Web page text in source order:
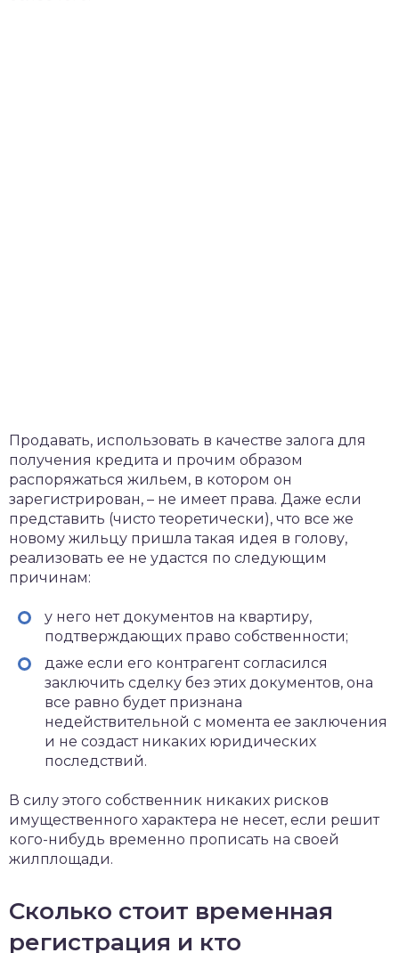
Продавать, использовать в качестве залога для
получения кредита и прочим образом
распоряжаться жильем, в котором он
зарегистрирован, – не имеет права. Даже если
представить (чисто теоретически), что все же
новому жильцу пришла такая идея в голову,
реализовать ее не удастся по следующим
причинам:
у него нет документов на квартиру,
подтверждающих право собственности;
даже если его контрагент согласился
заключить сделку без этих документов, она
все равно будет признана
недействительной с момента ее заключения
и не создаст никаких юридических
последствий.
В силу этого собственник никаких рисков
имущественного характера не несет, если решит
кого-нибудь временно прописать на своей
жилплощади.
Сколько стоит временная
регистрация и кто